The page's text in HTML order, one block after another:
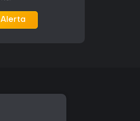
que preferem
extensos.